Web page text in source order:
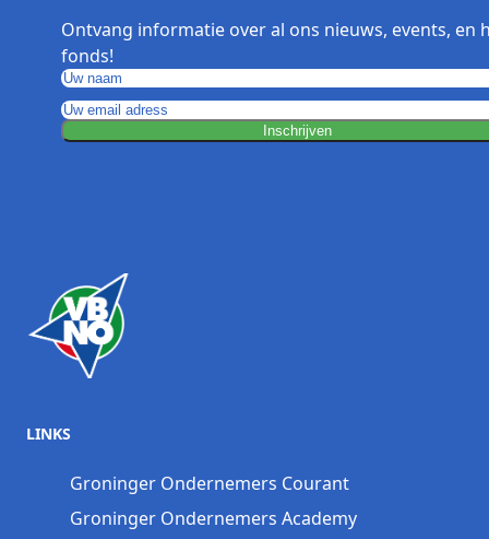
Ontvang informatie over al ons nieuws, events, en
fonds!
Inschrijven
LINKS
Groninger Ondernemers Courant
Groninger Ondernemers Academy